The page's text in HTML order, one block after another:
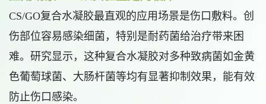
CS/GO复合水凝胶最直观的应用场景是伤口敷料。创
伤部位容易感染细菌，特别是耐药菌给治疗带来困
难。研究显示，这种复合水凝胶对多种致病菌如金黄
色葡萄球菌、大肠杆菌等均有显著抑制效果，能有效
防止伤口感染。